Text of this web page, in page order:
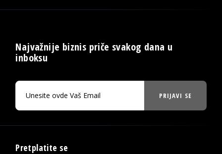
Najvažnije biznis priče svakog dana u
inboksu
PRIJAVI SE
Pretplatite se